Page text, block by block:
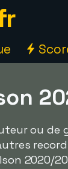
ou de
2020/